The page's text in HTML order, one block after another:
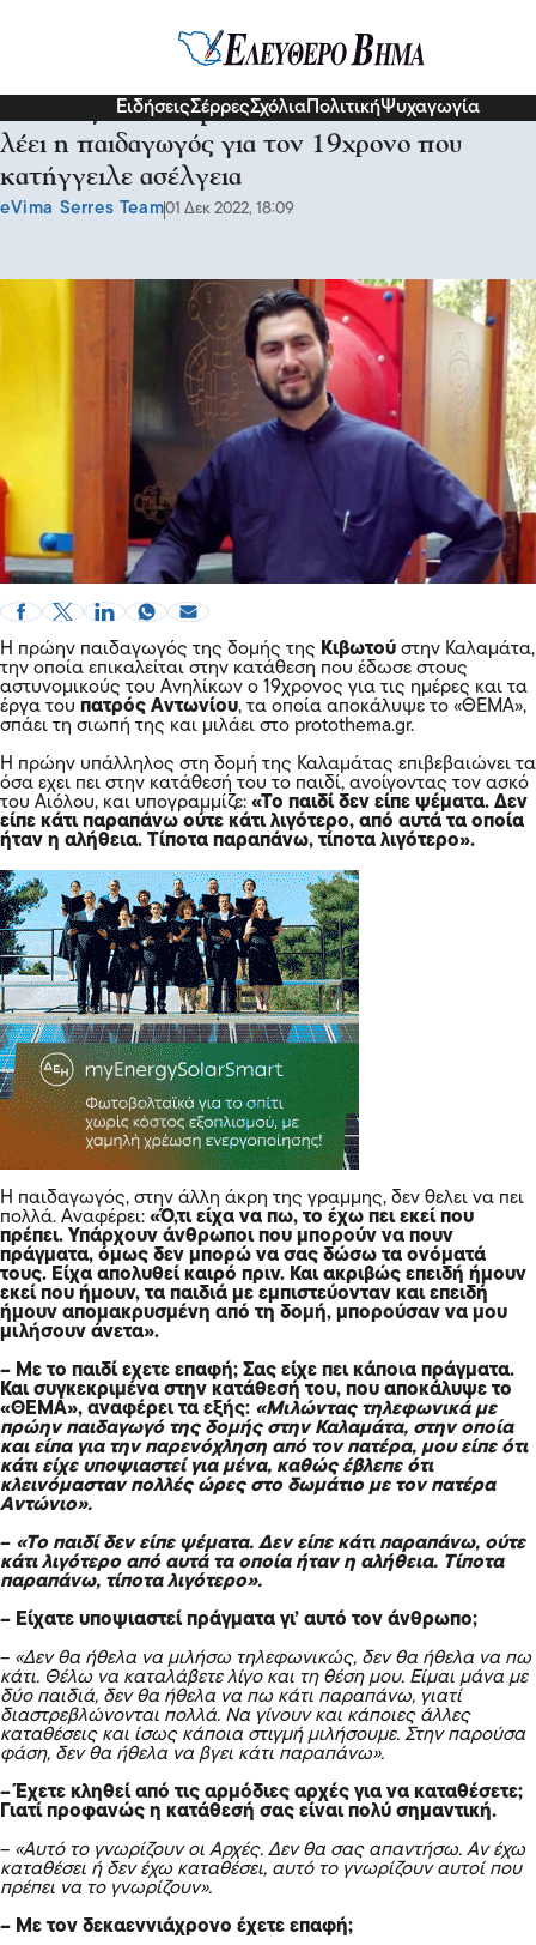
ΕιδήσειςΣέρρεςΣχόλια ΠολιτικήΨυχαγωγία
Κιβωτός του Κόσμου: «Είπε την αλήθεια»
λέει η παιδαγωγός για τον 19χρονο που
κατήγγειλε ασέλγεια
eVima Serres Team01 Δεκ 2022, 18:09
Η πρώην παιδαγωγός της δομής της Κιβωτού στην Καλαμάτα,
την οποία επικαλείται στην κατάθεση που έδωσε στους
αστυνομικούς του Ανηλίκων ο 19χρονος για τις ημέρες και τα
έργα του πατρός Αντωνίου, τα οποία αποκάλυψε το «ΘΕΜΑ»,
σπάει τη σιωπή της και μιλάει στο protothema.gr.
Η πρώην υπάλληλος στη δομή της Καλαμάτας επιβεβαιώνει τα
όσα εχει πει στην κατάθεσή του το παιδί, ανοίγοντας τον ασκό
του Αιόλου, και υπογραμμίζε: «Το παιδί δεν είπε ψέματα. Δεν
είπε κάτι παραπάνω ούτε κάτι λιγότερο, από αυτά τα οποία
ήταν η αλήθεια. Τίποτα παραπάνω, τίποτα λιγότερο».
Η παιδαγωγός, στην άλλη άκρη της γραμμης, δεν θελει να πει
πολλά. Αναφέρει: «Ό,τι είχα να πω, το έχω πει εκεί που
πρέπει. Υπάρχουν άνθρωποι που μπορούν να πουν
πράγματα, όμως δεν μπορώ να σας δώσω τα ονόματά
τους. Είχα απολυθεί καιρό πριν. Και ακριβώς επειδή ήμουν
εκεί που ήμουν, τα παιδιά με εμπιστεύονταν και επειδή
ήμουν απομακρυσμένη από τη δομή, μπορούσαν να μου
μιλήσουν άνετα».
– Με το παιδί εχετε επαφή; Σας είχε πει κάποια πράγματα.
Και συγκεκριμένα στην κατάθεσή του, που αποκάλυψε το
«ΘΕΜΑ», αναφέρει τα εξής: «Μιλώντας τηλεφωνικά με
πρώην παιδαγωγό της δομής στην Καλαμάτα, στην οποία
και είπα για την παρενόχληση από τον πατέρα, μου είπε ότι
κάτι είχε υποψιαστεί για μένα, καθώς έβλεπε ότι
κλεινόμασταν πολλές ώρες στο δωμάτιο με τον πατέρα
Αντώνιο».
– «Το παιδί δεν είπε ψέματα. Δεν είπε κάτι παραπάνω, ούτε
κάτι λιγότερο από αυτά τα οποία ήταν η αλήθεια. Τίποτα
παραπάνω, τίποτα λιγότερο».
– Είχατε υποψιαστεί πράγματα γι’ αυτό τον άνθρωπο;
– «Δεν θα ήθελα να μιλήσω τηλεφωνικώς, δεν θα ήθελα να πω
κάτι. Θέλω να καταλάβετε λίγο και τη θέση μου. Είμαι μάνα με
δύο παιδιά, δεν θα ήθελα να πω κάτι παραπάνω, γιατί
διαστρεβλώνονται πολλά. Να γίνουν και κάποιες άλλες
καταθέσεις και ίσως κάποια στιγμή μιλήσουμε. Στην παρούσα
φάση, δεν θα ήθελα να βγει κάτι παραπάνω».
– Έχετε κληθεί από τις αρμόδιες αρχές για να καταθέσετε;
Γιατί προφανώς η κατάθεσή σας είναι πολύ σημαντική.
– «Αυτό το γνωρίζουν οι Αρχές. Δεν θα σας απαντήσω. Αν έχω
καταθέσει ή δεν έχω καταθέσει, αυτό το γνωρίζουν αυτοί που
πρέπει να το γνωρίζουν».
– Με τον δεκαεννιάχρονο έχετε επαφή;